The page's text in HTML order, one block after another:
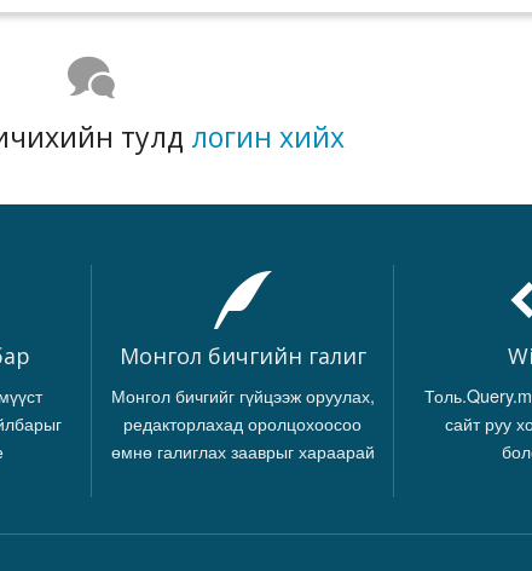
тулд логин хийх
Монгол бичгийн галиг
Монгол бичгийг гүйцээж оруулах,
редакторлахад оролцохоосоо
өмнө галиглах зааврыг хараарай
сайт руу